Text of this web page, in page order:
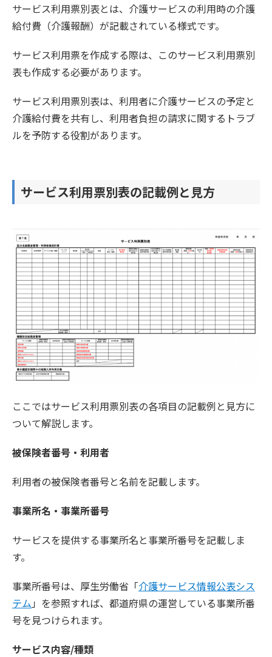
サービス利用票別表とは、介護サービスの利用時の介護
給付費（介護報酬）が記載されている様式です。
サービス利用票を作成する際は、このサービス利用票別
表も作成する必要があります。
サービス利用票別表は、利用者に介護サービスの予定と
介護給付費を共有し、利用者負担の請求に関するトラブ
ルを予防する役割があります。
サービス利用票別表の記載例と見方
ここではサービス利用票別表の各項目の記載例と見方に
ついて解説します。
被保険者番号・利用者
利用者の被保険者番号と名前を記載します。
事業所名・事業所番号
サービスを提供する事業所名と事業所番号を記載しま
す。
事業所番号は、厚生労働省「介護サービス情報公表シス
テム 」を参照すれば、都道府県の運営している事業所番
号を見つけられます。
サービス内容/種類